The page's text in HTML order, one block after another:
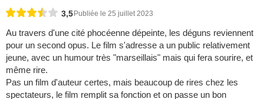
3,5 Publiée le 25 juillet 2023
Au travers d'une cité phocéenne dépeinte, les déguns reviennent
pour un second opus. Le film s'adresse a un public relativement
jeune, avec un humour très "marseillais" mais qui fera sourire, et
même rire.
Pas un film d'auteur certes, mais beaucoup de rires chez les
spectateurs, le film remplit sa fonction et on passe un bon